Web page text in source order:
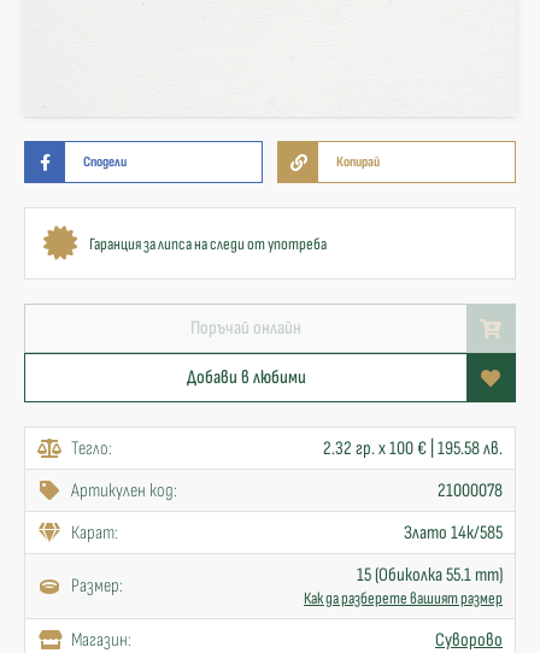
Сподели Копирай
Гаранция за липса на следи от употреба
Поръчай онлайн
Добави в любими
Тегло:
2.32 гр. x 100 € | 195.58 лв.
Артикулен код:
21000078
Карат:
Злато 14к/585
Размер: 15 (Обиколка 55.1 mm)
Как да разберете вашият размер
Mагазин:
Суворово